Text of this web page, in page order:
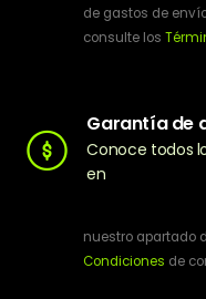
de gastos de
consulte los
Garantía de
Conoce todos
en
nuestro apartado
Condiciones de